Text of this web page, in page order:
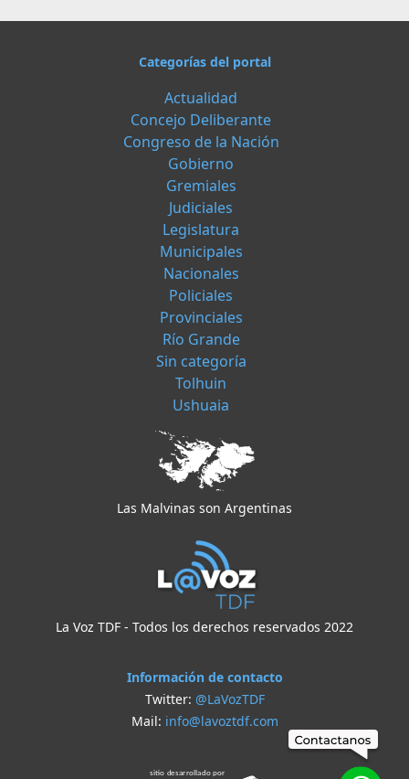
Categorías del portal
Actualidad
Concejo Deliberante
Congreso de la Nación
Gobierno
Gremiales
Judiciales
Legislatura
Municipales
Nacionales
Policiales
Provinciales
Río Grande
Sin categoría
Tolhuin
Ushuaia
Las Malvinas son Argentinas
La Voz TDF - Todos los derechos reservados 2022
Información de contacto
Twitter: @LaVozTDF
Mail: info@lavoztdf.com